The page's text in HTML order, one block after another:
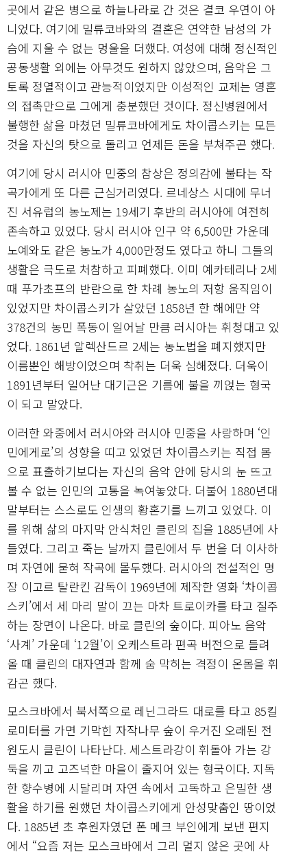
곳에서 같은 병으로 하늘나라로 간 것은 결코 우연이 아
니었다. 여기에 밀류코바와의 결혼은 연약한 남성의 가
슴에 지울 수 없는 멍울을 더했다. 여성에 대해 정신적인
공동생활 외에는 아무것도 원하지 않았으며, 음악은 그
토록 정열적이고 관능적이었지만 이성적인 교제는 영혼
의 접촉만으로 그에게 충분했던 것이다. 정신병원에서
불행한 삶을 마쳤던 밀류코바에게도 차이콥스키는 모든
것을 자신의 탓으로 돌리고 언제든 돈을 부쳐주곤 했다.
여기에 당시 러시아 민중의 참상은 정의감에 불타는 작
곡가에게 또 다른 근심거리였다. 르네상스 시대에 무너
진 서유럽의 농노제는 19세기 후반의 러시아에 여전히
존속하고 있었다. 당시 러시아 인구 약 6,500만 가운데
노예와도 같은 농노가 4,000만정도 였다고 하니 그들의
생활은 극도로 처참하고 피폐했다. 이미 예카테리나 2세
때 푸가초프의 반란으로 한 차례 농노의 저항 움직임이
있었지만 차이콥스키가 살았던 1858년 한 해에만 약
378건의 농민 폭동이 일어날 만큼 러시아는 휘청대고 있
었다. 1861년 알렉산드르 2세는 농노법을 폐지했지만
이름뿐인 해방이었으며 착취는 더욱 심해졌다. 더욱이
1891년부터 일어난 대기근은 기름에 불을 끼얹는 형국
이 되고 말았다.
이러한 와중에서 러시아와 러시아 민중을 사랑하며 ‘인
민에게로’의 성향을 띠고 있었던 차이콥스키는 직접 몸
으로 표출하기보다는 자신의 음악 안에 당시의 눈 뜨고
볼 수 없는 인민의 고통을 녹여놓았다. 더불어 1880년대
말부터는 스스로도 인생의 황혼기를 느끼고 있었다. 이
를 위해 삶의 마지막 안식처인 클린의 집을 1885년에 사
들였다. 그리고 죽는 날까지 클린에서 두 번을 더 이사하
며 자연에 묻혀 작곡에 몰두했다. 러시아의 전설적인 명
장 이고르 탈란킨 감독이 1969년에 제작한 영화 ‘차이콥
스키’에서 세 마리 말이 끄는 마차 트로이카를 타고 질주
하는 장면이 나온다. 바로 클린의 숲이다. 피아노 음악
‘사계’ 가운데 ‘12월’이 오케스트라 편곡 버전으로 들려
올 때 클린의 대자연과 함께 숨 막히는 격정이 온몸을 휘
감곤 했다.
모스크바에서 북서쪽으로 레닌그라드 대로를 타고 85킬
로미터를 가면 기막힌 자작나무 숲이 우거진 오래된 전
원도시 클린이 나타난다. 세스트라강이 휘돌아 가는 강
둑을 끼고 고즈넉한 마을이 줄지어 있는 형국이다. 지독
한 향수병에 시달리며 자연 속에서 고독하고 은밀한 생
활을 하기를 원했던 차이콥스키에게 안성맞춤인 땅이었
다. 1885년 초 후원자였던 폰 메크 부인에게 보낸 편지
에서 “요즘 저는 모스크바에서 그리 멀지 않은 곳에 사